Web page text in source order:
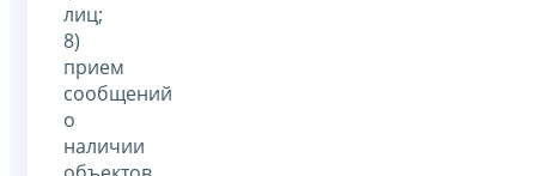
лиц;
8)
прием
сообщений
о
наличии